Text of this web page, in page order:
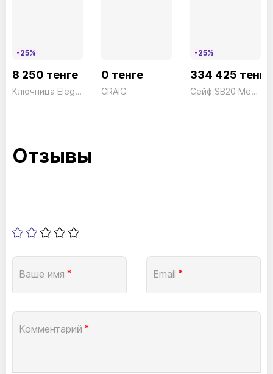
-25%
8 250 тенге
Ключница Elegant 86/1 20ключей Technomax 6кг
0 тенге
CRAIG
-25%
334 425 тенге
Сейф SB20 Механический President ш530*г522*в675 110кг
Отзывы
Ваше имя * Email *
Комментарий *